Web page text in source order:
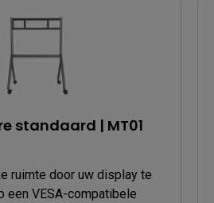
standaard | MT01
ruimte door uw display te
een VESA-compatibele